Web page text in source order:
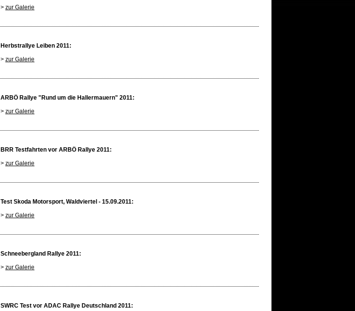
> zur Galerie
Herbstrallye Leiben 2011:
> zur Galerie
ARBÖ Rallye "Rund um die Hallermauern" 2011:
> zur Galerie
BRR Testfahrten vor ARBÖ Rallye 2011:
> zur Galerie
Test Skoda Motorsport, Waldviertel - 15.09.2011:
> zur Galerie
Schneebergland Rallye 2011:
> zur Galerie
SWRC Test vor ADAC Rallye Deutschland 2011: